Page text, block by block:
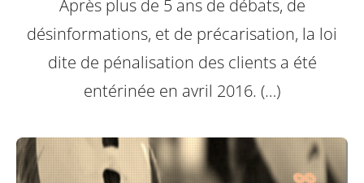
Après plus de 5 ans de débats, de
désinformations, et de précarisation, la loi
dite de pénalisation des clients a été
entérinée en avril 2016. (…)